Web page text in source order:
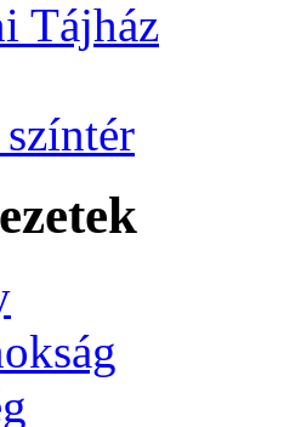
Tájház